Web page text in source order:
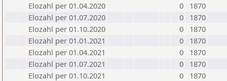
Elozahl per 01.04.2020
0
1870
Elozahl per 01.07.2020
0
1870
Elozahl per 01.10.2020
0
1870
Elozahl per 01.01.2021
0
1870
Elozahl per 01.04.2021
0
1870
Elozahl per 01.07.2021
0
1870
Elozahl per 01.10.2021
0
1870